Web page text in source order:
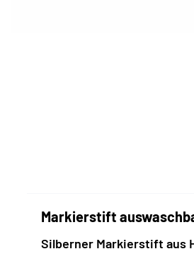
Markierstift
Silberner Markierstift aus